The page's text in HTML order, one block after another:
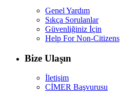
Genel Yardım
Sıkça Sorulanlar
Güvenliğiniz İçin
Help For Non-Citizens
Bize Ulaşın
İletişim
CİMER Başvurusu